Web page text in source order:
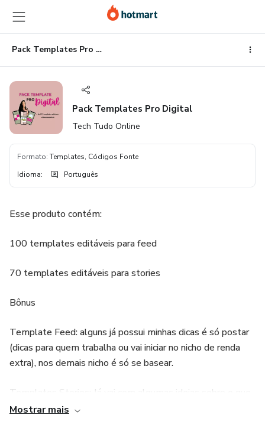
para
o
conteúdo
principal
para
o
pagamento
para
o
rodapé
Pack Templates Pro Digital
Pack Templates Pro Digital
Tech Tudo Online
Formato: Templates, Códigos Fonte
Idioma: Português
Esse produto contém:
100 templates editáveis para feed
70 templates editáveis para stories
Bônus
Template Feed: alguns já possui minhas dicas é só postar
(dicas para quem trabalha ou vai iniciar no nicho de renda
extra), nos demais nicho é só se basear.
Templates Stories: Já vai com algumas ideias sobre o que
postar.
Mostrar mais